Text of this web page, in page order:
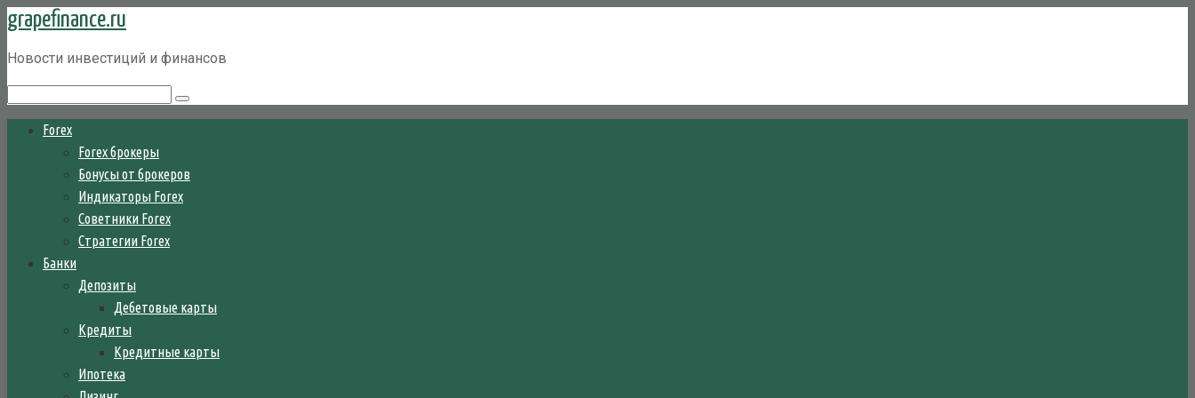
Перейти
контенту
grapefinance.ru
Новости инвестиций и финансов
Forex
Forex брокеры
Бонусы от брокеров
Индикаторы Forex
Советники Forex
Стратегии Forex
Банки
Депозиты
Дебетовые карты
Кредиты
Кредитные карты
Ипотека